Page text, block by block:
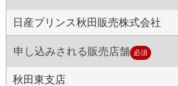
日産プリンス秋田販売株式会社
申し込みされる販売店舗 必須
秋田東支店